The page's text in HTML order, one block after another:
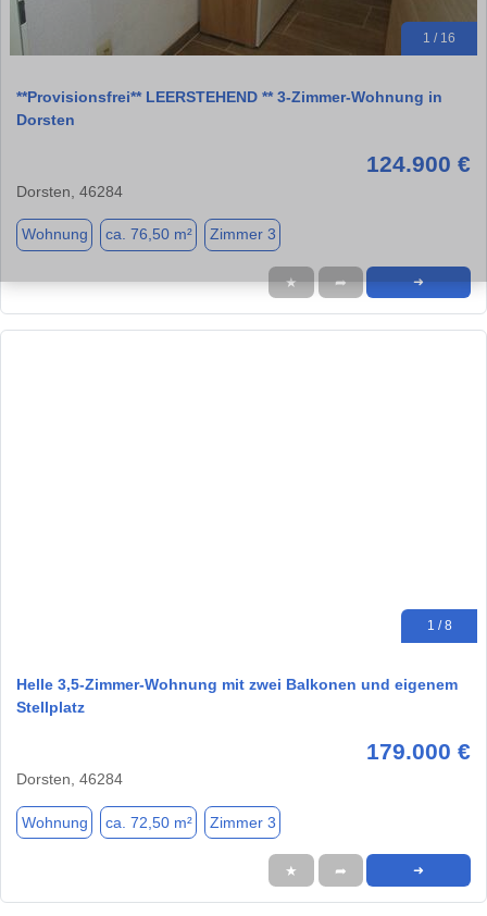
1 / 16
**Provisionsfrei** LEERSTEHEND ** 3-Zimmer-Wohnung in
Dorsten
124.900 €
Dorsten, 46284
Wohnung ca. 76,50 m² Zimmer 3
★ ➦ ➜
1 / 8
Helle 3,5-Zimmer-Wohnung mit zwei Balkonen und eigenem
Stellplatz
179.000 €
Dorsten, 46284
Wohnung ca. 72,50 m² Zimmer 3
★ ➦ ➜